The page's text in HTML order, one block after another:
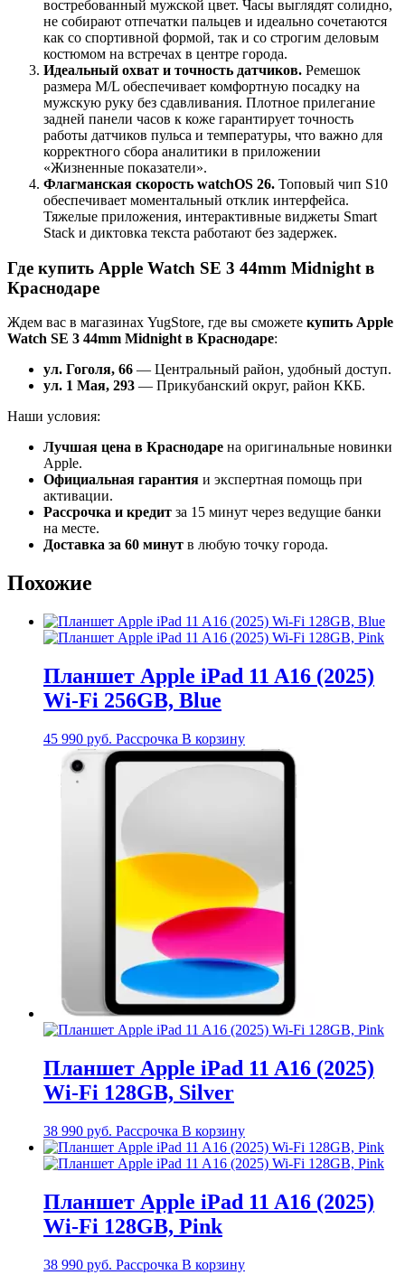
востребованный мужской цвет. Часы выглядят солидно,
не собирают отпечатки пальцев и идеально сочетаются
как со спортивной формой, так и со строгим деловым
костюмом на встречах в центре города.
Идеальный охват и точность датчиков. Ремешок
размера M/L обеспечивает комфортную посадку на
мужскую руку без сдавливания. Плотное прилегание
задней панели часов к коже гарантирует точность
работы датчиков пульса и температуры, что важно для
корректного сбора аналитики в приложении
«Жизненные показатели».
Флагманская скорость watchOS 26. Топовый чип S10
обеспечивает моментальный отклик интерфейса.
Тяжелые приложения, интерактивные виджеты Smart
Stack и диктовка текста работают без задержек.
Где купить Apple Watch SE 3 44mm Midnight в
Краснодаре
Ждем вас в магазинах YugStore, где вы сможете купить Apple
Watch SE 3 44mm Midnight в Краснодаре:
ул. Гоголя, 66 — Центральный район, удобный доступ.
ул. 1 Мая, 293 — Прикубанский округ, район ККБ.
Наши условия:
Лучшая цена в Краснодаре на оригинальные новинки
Apple.
Официальная гарантия и экспертная помощь при
активации.
Рассрочка и кредит за 15 минут через ведущие банки
на месте.
Доставка за 60 минут в любую точку города.
Похожие
Планшет Apple iPad 11 A16 (2025)
Wi-Fi 256GB, Blue
45 990 руб. Рассрочка В корзину
Планшет Apple iPad 11 A16 (2025)
Wi-Fi 128GB, Silver
38 990 руб. Рассрочка В корзину
Планшет Apple iPad 11 A16 (2025)
Wi-Fi 128GB, Pink
38 990 руб. Рассрочка В корзину